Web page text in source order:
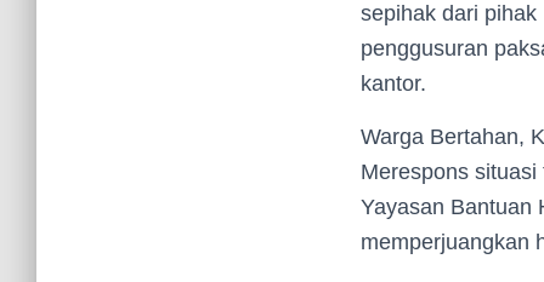
sepihak dari
penggusuran
kantor.
Warga Bertahan,
Merespons
Yayasan Bantuan
memperjuangkan